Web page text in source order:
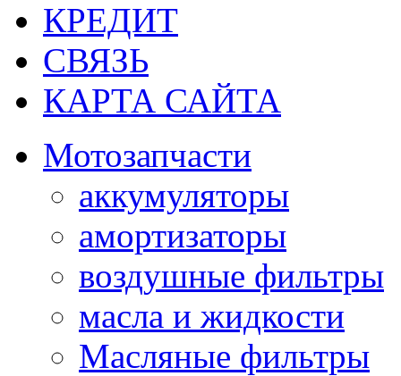
КРЕДИТ
СВЯЗЬ
КАРТА САЙТА
Мотозапчасти
аккумуляторы
амортизаторы
воздушные фильтры
масла и жидкости
Масляные фильтры